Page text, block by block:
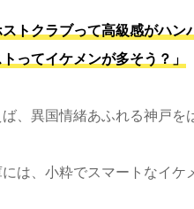
トクラブって高級感がハン
トってイケメンが多そう？」
、異国情緒あふれる神戸を
は、小粋でスマートなイケ